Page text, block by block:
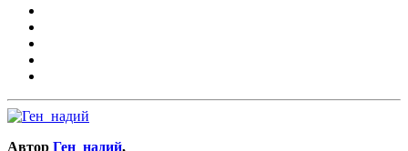
Автор Ген_надий,